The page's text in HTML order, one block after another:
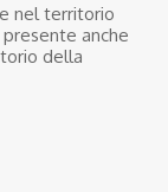
nel territorio
anche
della